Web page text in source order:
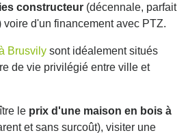
constructeur (décennale, parfait
d'un financement avec PTZ.
Brusvily sont idéalement situés
de vie privilégié entre ville et
le prix d'une maison en bois à
et sans surcoût), visiter une